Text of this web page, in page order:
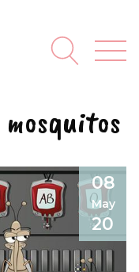
08
May
20